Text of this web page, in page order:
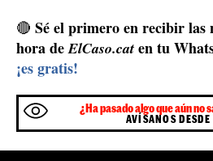
🔴 Sé el primero en recibir las
hora deElCaso.cat en tu
¡es gratis!
¿Ha pasado algo que aún no
AVÍSANOS DESDE